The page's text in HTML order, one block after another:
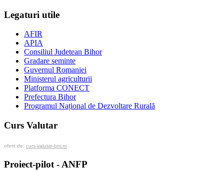
Legaturi utile
AFIR
APIA
Consiliul Judetean Bihor
Gradare seminte
Guvernul Romaniei
Ministerul agriculturii
Platforma CONECT
Prefectura Bihor
Programul Național de Dezvoltare Rurală
Curs Valutar
oferit de: curs-valutar-bnr.ro
Proiect-pilot - ANFP